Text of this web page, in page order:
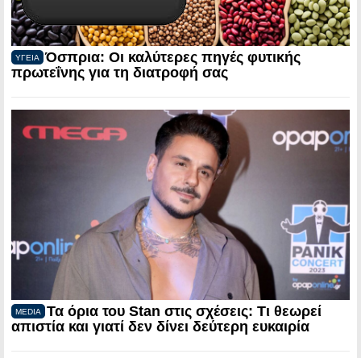
ΥΓΕΙΑ
Όσπρια: Οι καλύτερες πηγές φυτικής
πρωτεΐνης για τη διατροφή σας
MEDIA
Τα όρια του Stan στις σχέσεις: Τι θεωρεί
απιστία και γιατί δεν δίνει δεύτερη ευκαιρία